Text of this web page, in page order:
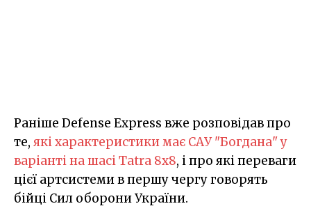
Раніше Defense Express вже розповідав про
те, які характеристики має САУ "Богдана" у
варіанті на шасі Tatra 8x8, і про які переваги
цієї артсистеми в першу чергу говорять
бійці Сил оборони України.